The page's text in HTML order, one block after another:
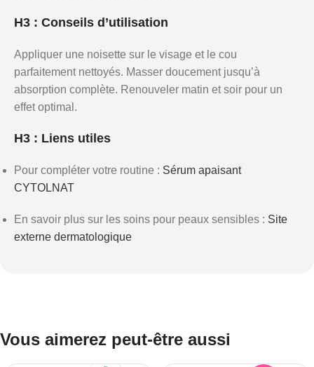
H3 : Conseils d’utilisation
Appliquer une noisette sur le visage et le cou
parfaitement nettoyés. Masser doucement jusqu’à
absorption complète. Renouveler matin et soir pour un
effet optimal.
H3 : Liens utiles
Pour compléter votre routine : Sérum apaisant
CYTOLNAT
En savoir plus sur les soins pour peaux sensibles : Site
externe dermatologique
Vous aimerez peut-être aussi